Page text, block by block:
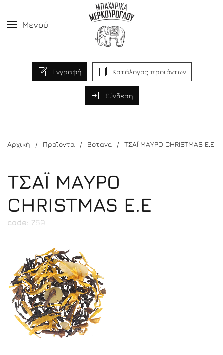
Μενού
Εγγραφή Κατάλογος προϊόντων
Σύνδεση
Αρχική Προϊόντα Βότανα ΤΣΑΪ ΜΑΥΡΟ CHRISTMAS E.E
ΤΣΑΪ ΜΑΥΡΟ
CHRISTMAS E.E
code: 759